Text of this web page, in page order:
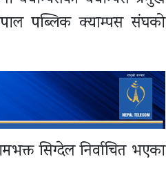
पब्लिक क्याम्पस संघको
सिग्देल निर्वाचित भएका